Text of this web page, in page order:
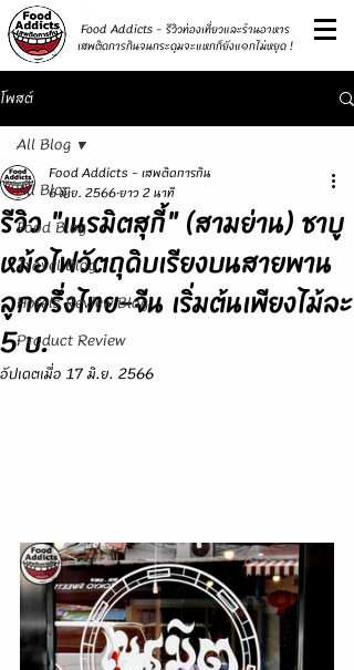
Food Addicts - รีวิวท่องเที่ยวและร้านอาหาร
เสพติดการกินจนกระดุมจะแหกก็ยังแ๑กไม่หยุด !
โพสต์
All Blog
Food Blog
Travel Blog
Hotels Review Blog
Product Review
All Blog
รีวิว "เนรมิตสุกี้" (สามย่าน) ชาบู
หม้อไฟวัตถุดิบเรียงบนสายพาน
ลูกครึ่งไทย-จีน เริ่มต้นเพียงไม้ละ
5 บ.
Food Addicts - เสพติดการกิน
6 มิ.ย. 2566ยาว 2 นาที
อัปเดตเมื่อ 17 มิ.ย. 2566